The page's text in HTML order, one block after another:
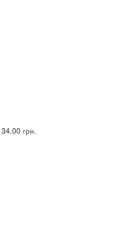
34.00 грн.